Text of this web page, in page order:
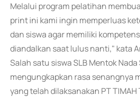
Melalui program pelatihan
print ini kami ingin memperluas
dan siswa agar memiliki
diandalkan saat lulus nanti," kata
Salah satu siswa SLB Mentok Nada
mengungkapkan rasa senangnya
yang telah dilaksanakan PT TIMAH